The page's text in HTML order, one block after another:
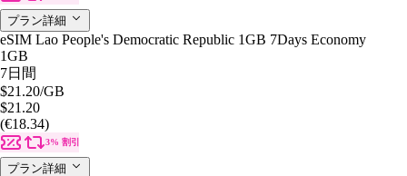
プラン詳細
eSIM Lao People's Democratic Republic 1GB 7Days Economy
1GB
7日間
$21.20/GB
$21.20
(€18.34)
3% 割引
プラン詳細